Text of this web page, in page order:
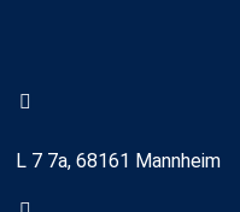
L 7 7a, 68161 Mannheim